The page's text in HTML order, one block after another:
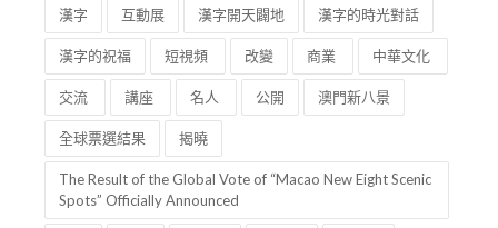
漢字 互動展 漢字開天闢地 漢字的時光對話
漢字的祝福 短視頻 改變 商業 中華文化
交流 講座 名人 公開 澳門新八景
全球票選結果 揭曉
The Result of the Global Vote of “Macao New Eight Scenic
Spots” Officially Announced